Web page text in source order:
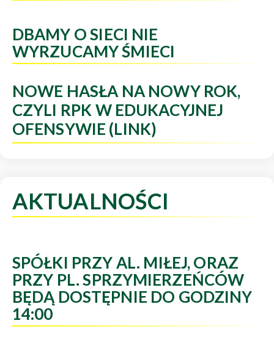
DBAMY O SIECI NIE
WYRZUCAMY ŚMIECI
NOWE HASŁA NA NOWY ROK,
CZYLI RPK W EDUKACYJNEJ
OFENSYWIE (LINK)
AKTUALNOŚCI
SPÓŁKI PRZY AL. MIŁEJ, ORAZ
PRZY PL. SPRZYMIERZEŃCÓW
BĘDĄ DOSTĘPNIE DO GODZINY
14:00